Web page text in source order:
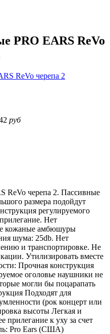
PRO EARS ReVo
руб
ReVo черепа 2. Пассивные
размера подойдут
регулируемого
Нет
кожаные амбюшуры
шума: 25db. Нет
и транспортировке. Не
Утилизировать вместе
Прочная конструкция
оголовье наушники не
могли бы поцарапать
Подходят для
(рок концерт или
высоты Легкая и
к уху за счет
Pro Ears (США)